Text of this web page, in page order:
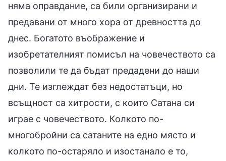
няма оправдание, са били организирани и
предавани от много хора от древността до
днес. Богатото въображение и
изобретателният помисъл на човечеството са
позволили те да бъдат предадени до наши
дни. Те изглеждат без недостатъци, но
всъщност са хитрости, с които Сатана си
играе с човечеството. Колкото по-
многобройни са сатаните на едно място и
колкото по-остаряло и изостанало е то,